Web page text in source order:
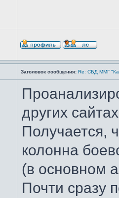
Заголовок сообщения: Re: СБД ММГ
других
Получается,
колонна
(в основном
Почти сразу